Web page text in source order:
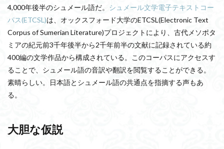
4,000年後半のシュメール語だ。 シュメール文学電子テキストコー
パス(ETCSL)は、オックスフォード大学のETCSL(Electronic Text
Corpus of Sumerian Literature)プロジェクトにより、古代メソポタ
ミアの紀元前3千年後半から2千年前半の文献に記録されている約
400編の文学作品から構成されている。このコーパスにアクセスす
ることで、シュメール語の音訳や翻訳を閲覧することができる。
素晴らしい。日本語とシュメール語の共通点を指摘する声もあ
る。
大胆な仮説